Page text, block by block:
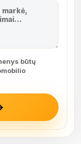
būtų